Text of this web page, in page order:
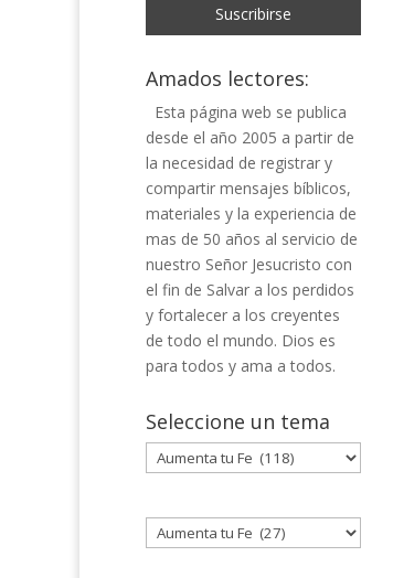
Amados lectores:
Esta página web se publica
desde el año 2005 a partir de
la necesidad de registrar y
compartir mensajes bíblicos,
materiales y la experiencia de
mas de 50 años al servicio de
nuestro Señor Jesucristo con
el fin de Salvar a los perdidos
y fortalecer a los creyentes
de todo el mundo. Dios es
para todos y ama a todos.
Seleccione un tema
Seleccione
un